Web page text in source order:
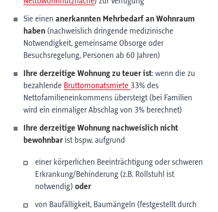
Sie einen anerkannten Mehrbedarf an Wohnraum
haben (nachweislich dringende medizinische
Notwendigkeit, gemeinsame Obsorge oder
Besuchsregelung, Personen ab 60 Jahren)
Ihre derzeitige Wohnung zu teuer ist: wenn die zu
bezahlende Bruttomonatsmiete 33% des
Nettofamilieneinkommens übersteigt (bei Familien
wird ein einmaliger Abschlag von 3% berechnet)
Ihre derzeitige Wohnung nachweislich nicht
bewohnbarist bspw. aufgrund
einer körperlichen Beeinträchtigung oder schweren
Erkrankung/Behinderung (z.B. Rollstuhl ist
notwendig) oder
von Baufälligkeit, Baumängeln (festgestellt durch